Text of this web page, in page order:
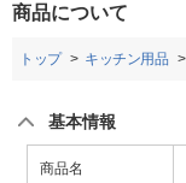
商品について
トップ キッチン用品
基本情報
商品名